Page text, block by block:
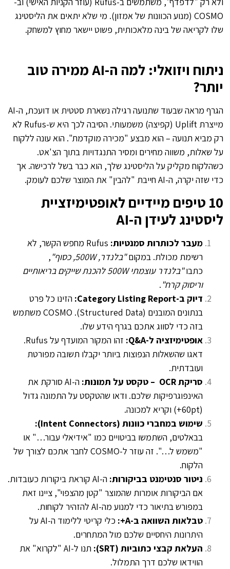
COSMO (מנוע הכוונות של אמזון). מי שלא יתאים את הליסטינג
שלו לקריאה של בינה מלאכותית, פשוט יישאר מחוץ למשחק.
ניתוח ויזואלי: למה ה-AI ממירה טוב
יותר?
הגרף מראה שבעוד שתנועה רגילה נשארת סטטית או דועכת, ה-AI
מייצרת Uplift (קפיצה) משמעותי. הסיבה לכך היא ש-Rufus לא
רק מביא תנועה – הוא מבצע "מכירה מוקדמת". הוא עונה ללקוח
על שאלות, משווה מחירים ומסיר התנגדויות בתוך הצ'אט.
כשהלקוח מקליק על הליסטינג שלך, הוא כבר בשל לרכישה. אך
כדי שזה יקרה, ה-AI חייבת "להבין" את המוצר שלכם לעומק.
10 טיפים מיידיים לאופטימיזציית
ליסטינג לעידן ה-AI
מעבר לכותרות סמנטיות:
Rufus מחפש הקשר, לא
רשימת מכולת. במקום"בלנדר, 500W, כסוף"
,
כתבו
"בלנדר עוצמתי 500W להכנת שייקים בריאותיים
וריסוק קרח".
דיוק ב-Category Listing Report:
הזינו כל פרט
בנתונים המובנים (Structured Data). COSMO משתמש
בזה כדי לסווג אתכם בגרף הידע שלו.
אופטימיזציה ל-Q&A:
זהו המקור המועדף על Rufus.
דאגו שהשאלות הנפוצות ביותר יקבלו תשובה מפורטת
ועובדתית.
סריקת OCR – טקסט על תמונות:
ה-AI סורקת את
האינפוגרפיקות שלכם. ודאו שהטקסט על התמונה גדול
(60pt+) וקריא למכונה.
שימוש במחברי כוונות (Intent Connectors):
בבאלטים, השתמשו בביטויים כמו "אידיאלי עבור…" או
"משמש ל…". זה עוזר ל-COSMO לחבר אתכם לצורך של
הלקוח.
ניטור סנטימנט בביקורות:
ה-AI קוראת ביקורות כעובדות.
אם הביקורות אומרות שהמוצר "קטן מהצפוי", ציינו זאת
במפורש בתיאור כדי למנוע מה-AI להזהיר לקוחות.
טבלאות השוואה ב-A+:
כלי קריטי ללימוד ה-AI על
היתרונות היחסיים שלכם מול המתחרים.
העלאת קבצי כתוביות (SRT):
תנו ל-AI "לקרוא" את
הווידאו שלכם דרך התמלול.